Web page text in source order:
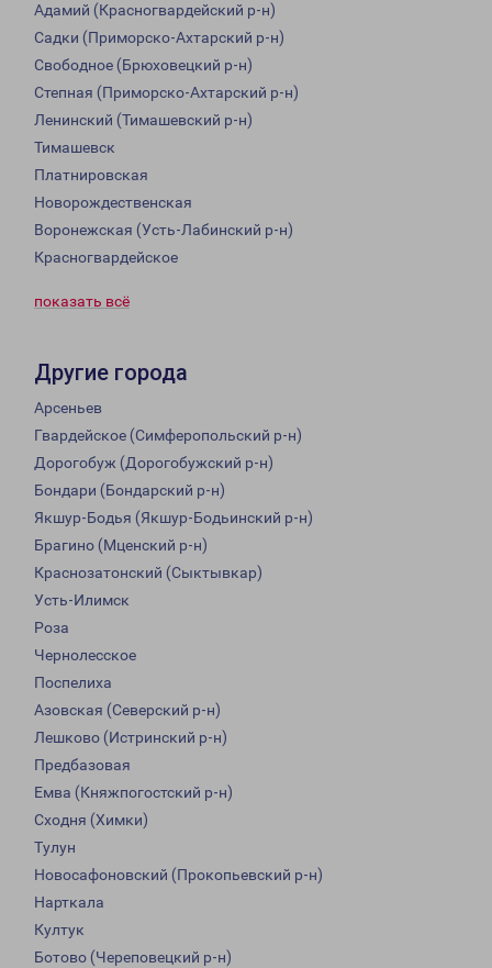
Адамий (Красногвардейский р-н)
Садки (Приморско-Ахтарский р-н)
Свободное (Брюховецкий р-н)
Степная (Приморско-Ахтарский р-н)
Ленинский (Тимашевский р-н)
Тимашевск
Платнировская
Новорождественская
Воронежская (Усть-Лабинский р-н)
Красногвардейское
показать всё
Другие города
Арсеньев
Гвардейское (Симферопольский р-н)
Дорогобуж (Дорогобужский р-н)
Бондари (Бондарский р-н)
Якшур-Бодья (Якшур-Бодьинский р-н)
Брагино (Мценский р-н)
Краснозатонский (Сыктывкар)
Усть-Илимск
Роза
Чернолесское
Поспелиха
Азовская (Северский р-н)
Лешково (Истринский р-н)
Предбазовая
Емва (Княжпогостский р-н)
Сходня (Химки)
Тулун
Новосафоновский (Прокопьевский р-н)
Нарткала
Култук
Ботово (Череповецкий р-н)